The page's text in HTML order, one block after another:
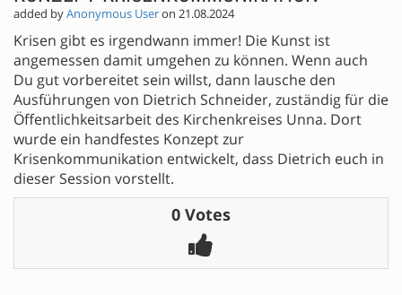
added byAnonymous Useron 21.08.2024
Krisen gibt es irgendwann immer! Die Kunst ist
angemessen damit umgehen zu können. Wenn auch
Du gut vorbereitet sein willst, dann lausche den
Ausführungen von Dietrich Schneider, zuständig für die
Öffentlichkeitsarbeit des Kirchenkreises Unna. Dort
wurde ein handfestes Konzept zur
Krisenkommunikation entwickelt, dass Dietrich euch in
dieser Session vorstellt.
0 Votes